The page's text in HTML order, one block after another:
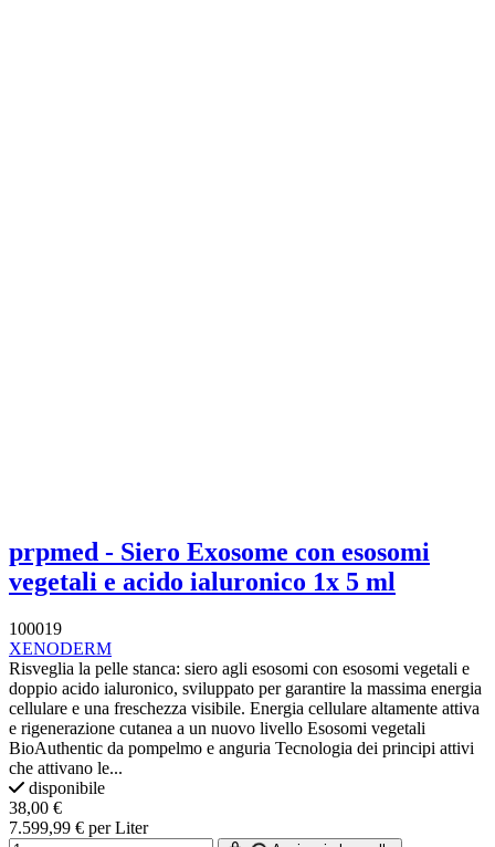
prpmed - Siero Exosome con esosomi
vegetali e acido ialuronico 1x 5 ml
100019
XENODERM
Risveglia la pelle stanca: siero agli esosomi con esosomi vegetali e
doppio acido ialuronico, sviluppato per garantire la massima energia
cellulare e una freschezza visibile. Energia cellulare altamente attiva
e rigenerazione cutanea a un nuovo livello Esosomi vegetali
BioAuthentic da pompelmo e anguria Tecnologia dei principi attivi
che attivano le...
disponibile
38,00 €
7.599,99 € per Liter